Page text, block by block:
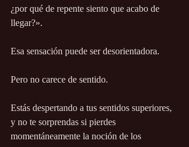
¿por qué de repente siento que acabo de
llegar?».
Esa sensación puede ser desorientadora.
Pero no carece de sentido.
Estás despertando a tus sentidos superiores,
y no te sorprendas si pierdes
momentáneamente la noción de los